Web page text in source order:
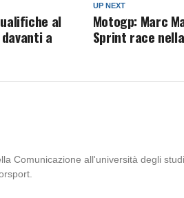
UP NEXT
Motogp: Marc
Sprint race
al
a
Comunicazione all'università degli